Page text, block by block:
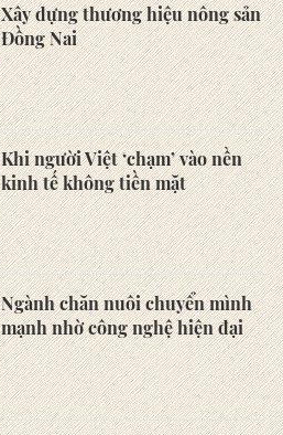
Xây dựng thương hiệu nông sản
Đồng Nai
Khi người Việt ‘chạm’ vào nền
kinh tế không tiền mặt
Ngành chăn nuôi chuyển mình
mạnh nhờ công nghệ hiện đại